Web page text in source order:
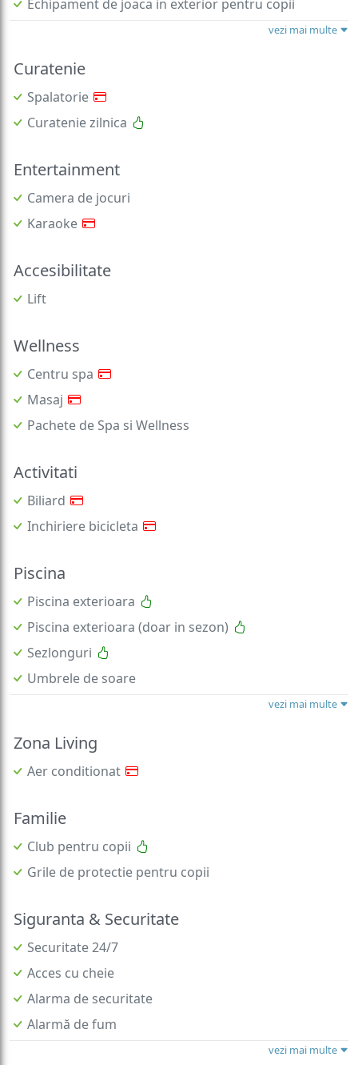
Echipament de joaca in exterior pentru copii
vezi mai multe
Curatenie
Spalatorie
Curatenie zilnica
Entertainment
Camera de jocuri
Karaoke
Accesibilitate
Lift
Wellness
Centru spa
Masaj
Pachete de Spa si Wellness
Activitati
Biliard
Inchiriere bicicleta
Piscina
Piscina exterioara
Piscina exterioara (doar in sezon)
Sezlonguri
Umbrele de soare
vezi mai multe
Zona Living
Aer conditionat
Familie
Club pentru copii
Grile de protectie pentru copii
Siguranta & Securitate
Securitate 24/7
Acces cu cheie
Alarma de securitate
Alarmă de fum
vezi mai multe